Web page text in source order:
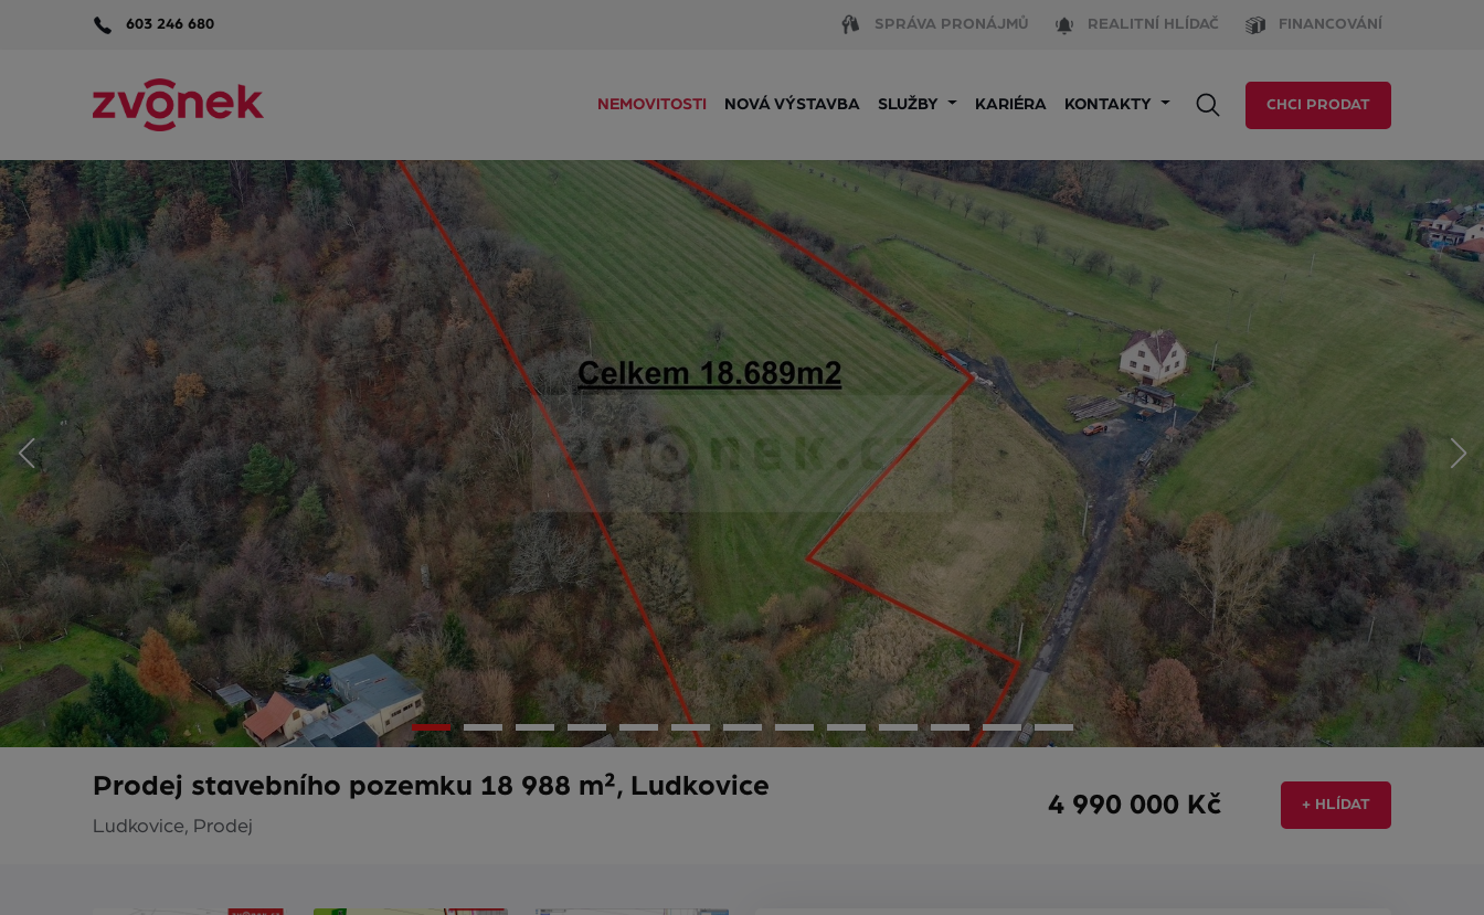
603 246 680 SPRÁVA PRONÁJMŮ REALITNÍ HLÍDAČ FINANCOVÁNÍ
NEMOVITOSTI NOVÁ VÝSTAVBA SLUŽBY KARIÉRA KONTAKTY CHCI PRODAT
Prodej stavebního pozemku 18 988 m², Ludkovice
Ludkovice, Prodej
4 990 000 Kč + HLÍDAT